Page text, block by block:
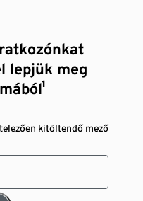
lepjük meg
kitöltendő mező